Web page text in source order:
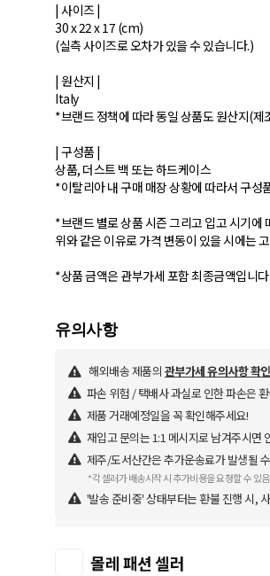
| 사이즈 |
30 x 22 x 17 (cm)
(실측 사이즈로 오차가 있을 수 있습니다.)
| 원산지 |
Italy
*브랜드 정책에 따라 동일 상품도 원산지(제
| 구성품 |
상품, 더스트 백 또는 하드케이스
*이탈리아 내 구매 매장 상황에 따라서 구성
*브랜드 별로 상품 시즌 그리고 입고 시기에
위와 같은 이유로 가격 변동이 있을 시에는
유의사항
해외배송 제품의 관부가세 유의사항 확
파손 위험 / 택배사 과실로 인한 파손은
제품 거래예정일을 꼭 확인해주세요!
재입고 문의는 1:1 메시지로 남겨주시면
제주/도서산간은 추가운송료가 발생될
*각 셀러가 배송시작 시 추가비용을 요청할 수 있음
'발송 준비중' 상태부터는 환불 진행 시,
몰레 패션 셀러